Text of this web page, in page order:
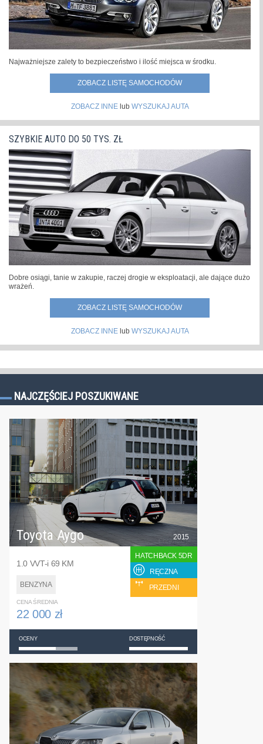
Najważniejsze zalety to bezpieczeństwo i ilość miejsca w środku.
ZOBACZ LISTĘ SAMOCHODÓW
ZOBACZ INNElub WYSZUKAJ AUTA
SZYBKIE AUTO DO 50 TYS. ZŁ
Dobre osiągi, tanie w zakupie, raczej drogie w eksploatacji, ale dające dużo
wrażeń.
ZOBACZ LISTĘ SAMOCHODÓW
ZOBACZ INNElub WYSZUKAJ AUTA
NAJCZĘŚCIEJ POSZUKIWANE
Toyota Aygo
1.0 VVT-i 69 KM
BENZYNA
2015
HATCHBACK 5DR
RĘCZNA
PRZEDNI
CENA ŚREDNIA
22 000 zł
OCENY DOSTĘPNOŚĆ